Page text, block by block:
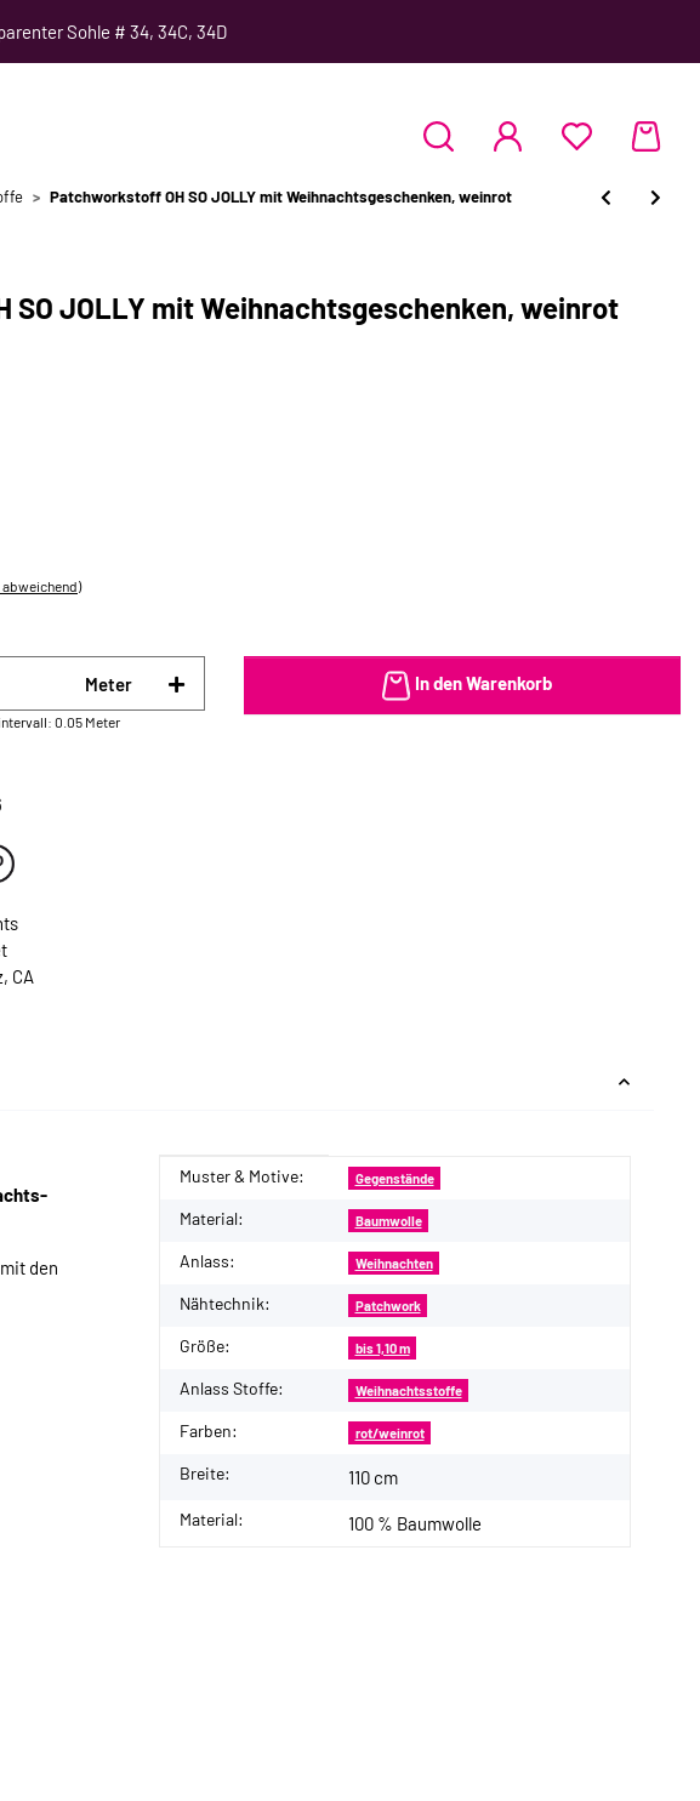
Sohle # 34, 34C, 34D
Patchworkstoff OH SO JOLLY mit Weihnachtsgeschenken, weinrot
SO JOLLY mit Weihnachtsgeschenken, weinrot
abweichend)
Meter
0.05 Meter
In den Warenkorb
CA
mit den
Produkteigenschaft
Wert
Muster & Motive: Gegenstände
Material: Baumwolle
Anlass: Weihnachten
Nähtechnik: Patchwork
Größe: bis 1,10 m
Anlass Stoffe: Weihnachtsstoffe
Farben: rot/weinrot
Breite: 110 cm
Material: 100 % Baumwolle